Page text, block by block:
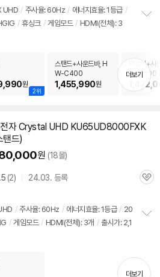
리
뷰
UHD / 주사율: 60Hz / 에너지효율: 1등급 /
/ 휴싱크 / 게임모드 / HDMI(전체): 3
치
기
2위
원
스탠드+사운드바, H
W-C400
1,455,990원
벽걸이+사
W-C400
더보기
자 Crystal UHD KU65UD8000FXK
탠드)
원 (18몰)
(상
2) 24.03. 등록
관
/ 주사율: 60Hz / 에너지효율: 1등급 / 20
/ 게임모드 / HDMI(전체): 3개 / 출시가: 2,1
기
더보기